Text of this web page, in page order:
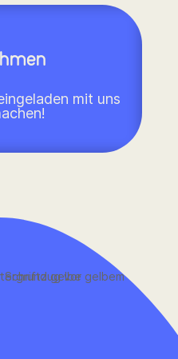
mit uns